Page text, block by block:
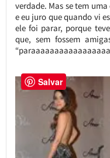
verdade. Mas se tem
e eu juro que quando vi
ele foi parar, porque
que, sem fossem
Salvar